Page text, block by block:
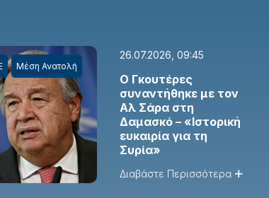
Μέση Ανατολή
26.07.2026, 09:45
Ο Γκουτέρες
συναντήθηκε με τον
Αλ Σάρα στη
Δαμασκό – «Ιστορική
ευκαιρία για τη
Συρία»
Διαβάστε Περισσότερα